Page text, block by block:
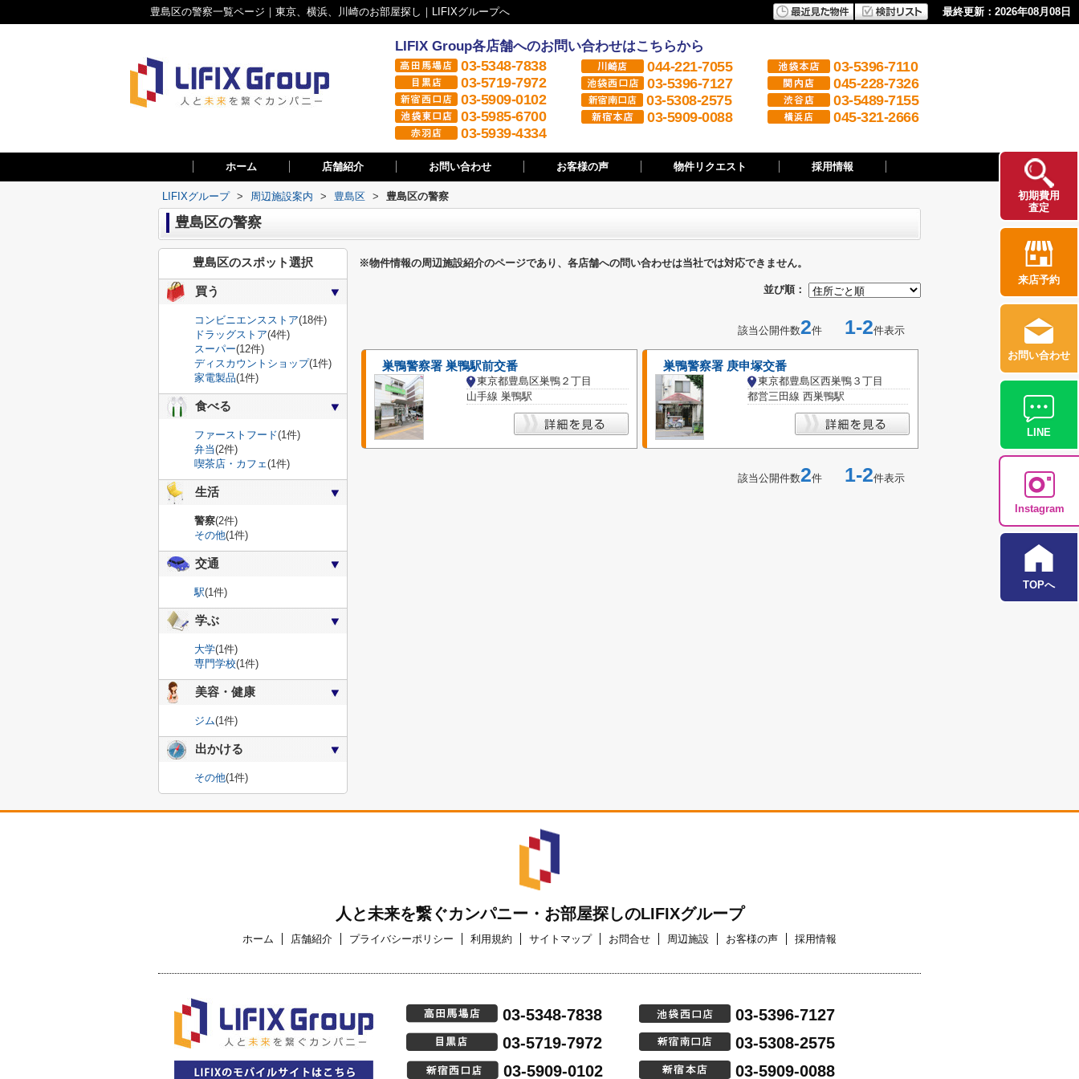
豊島区の警察一覧ページ｜東京、横浜、川崎のお部屋探し｜LIFIXグループへ 最終更新：2026年08月08日
LIFIX Group各店舗へのお問い合わせはこちらから
03-5348-7838
03-5719-7972
03-5909-0102
03-5985-6700
03-5939-4334
044-221-7055
03-5396-7127
03-5308-2575
03-5909-0088
03-5396-7110
045-228-7326
03-5489-7155
045-321-2666
ホーム 店舗紹介 お問い合わせ お客様の声 物件リクエスト 採用情報
LIFIXグループ > 周辺施設案内 > 豊島区 > 豊島区の警察
豊島区の警察
※物件情報の周辺施設紹介のページであり、各店舗への問い合わせは当社では対応できません。
並び順：
該当公開件数2件 1-2件表示
巣鴨警察署 巣鴨駅前交番
東京都豊島区巣鴨２丁目
山手線 巣鴨駅
巣鴨警察署 庚申塚交番
東京都豊島区西巣鴨３丁目
都営三田線 西巣鴨駅
該当公開件数2件 1-2件表示
豊島区のスポット選択
買う
コンビニエンスストア(18件)
ドラッグストア(4件)
スーパー(12件)
ディスカウントショップ(1件)
家電製品(1件)
食べる
ファーストフード(1件)
弁当(2件)
喫茶店・カフェ(1件)
生活
警察(2件)
その他(1件)
交通
駅(1件)
学ぶ
大学(1件)
専門学校(1件)
美容・健康
ジム(1件)
出かける
その他(1件)
人と未来を繋ぐカンパニー・お部屋探しのLIFIXグループ
ホーム 店舗紹介 プライバシーポリシー 利用規約 サイトマップ お問合せ 周辺施設 お客様の声 採用情報
03-5348-7838
03-5719-7972
03-5909-0102
03-5396-7127
03-5308-2575
03-5909-0088
初期費用
査定
来店予約
お問い合わせ
LINE
Instagram
TOPへ